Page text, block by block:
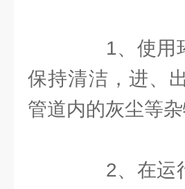
1、使用环
保持清洁，进、
管道内的灰尘等杂
2、在运行